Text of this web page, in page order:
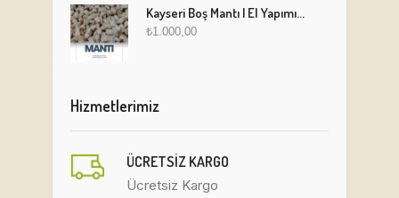
Kayseri Boş Mantı | El Yapımı Geleneksel Fırınlanmış Mantı
₺1.000,00
Hizmetlerimiz
ÜCRETSIZ KARGO
Ücretsiz Kargo